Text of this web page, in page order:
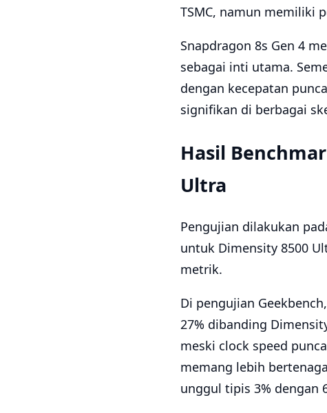
TSMC, namun memiliki
Snapdragon 8s Gen 4
sebagai inti utama.
dengan kecepatan
signifikan di berbagai
Hasil
Ultra
Pengujian dilakukan
untuk Dimensity 8500
metrik.
Di pengujian
27% dibanding
meski clock speed
memang lebih
unggul tipis 3% dengan